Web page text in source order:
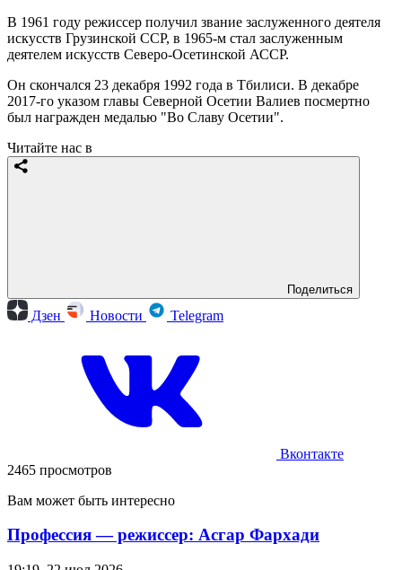
В 1961 году режиссер получил звание заслуженного деятеля
искусств Грузинской ССР, в 1965-м стал заслуженным
деятелем искусств Северо-Осетинской АССР.
Он скончался 23 декабря 1992 года в Тбилиси. В декабре
2017-го указом главы Северной Осетии Валиев посмертно
был награжден медалью "Во Славу Осетии".
Читайте нас в
Поделиться
Дзен Новости Telegram
Вконтакте
2465 просмотров
Вам может быть интересно
Профессия — режиссер: Асгар Фархади